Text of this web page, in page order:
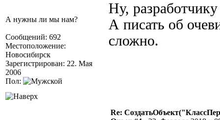
А нужны ли мы нам?
Сообщений: 692
Местоположение:
Новосибирск
Зарегистрирован: 22. Мая
2006
Пол:
Ну,
А писать об
сложно.
Re: